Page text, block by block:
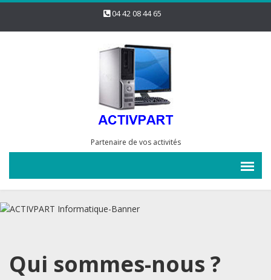
04 42 08 44 65
Partenaire de vos activités
Qui sommes-nous ?